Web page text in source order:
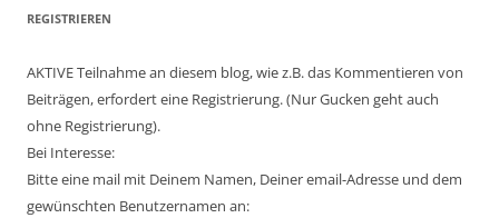
REGISTRIEREN
AKTIVE Teilnahme an diesem blog, wie z.B. das Kommentieren von
Beiträgen, erfordert eine Registrierung. (Nur Gucken geht auch
ohne Registrierung).
Bei Interesse:
Bitte eine mail mit Deinem Namen, Deiner email-Adresse und dem
gewünschten Benutzernamen an: